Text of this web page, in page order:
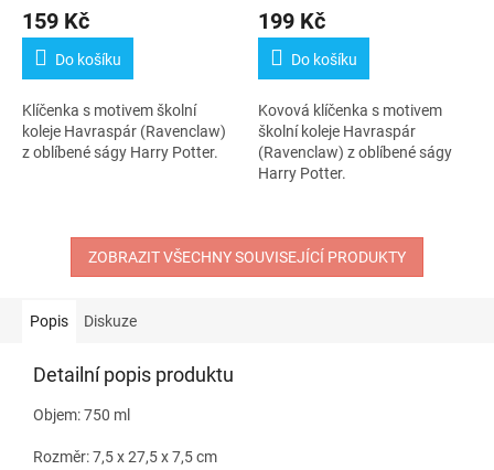
hodnocení
produktu
5
hvězdiček.
159 Kč
Do košíku
Klíčenka s motivem školní
koleje Havraspár (Ravenclaw)
z oblíbené ságy Harry Potter.
199 Kč
Do košíku
Kovová klíčenka s motivem
školní koleje Havraspár
(Ravenclaw) z oblíbené ságy
Harry Potter.
ZOBRAZIT VŠECHNY SOUVISEJÍCÍ PRODUKTY
Popis Diskuze
Detailní popis produktu
Objem: 750 ml
Rozměr: 7,5 x 27,5 x 7,5 cm